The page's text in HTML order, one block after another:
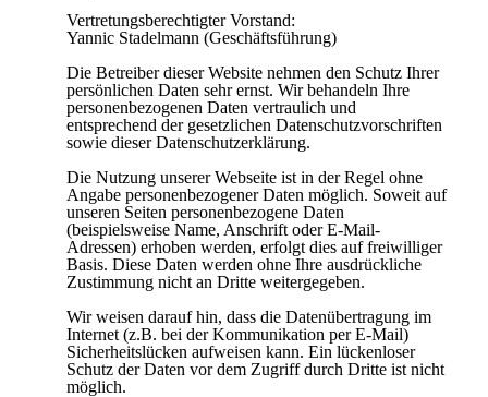
Vertretungsberechtigter Vorstand:
Yannic Stadelmann (Geschäftsführung)
Die Betreiber dieser Website nehmen den Schutz Ihrer
persönlichen Daten sehr ernst. Wir behandeln Ihre
personenbezogenen Daten vertraulich und
entsprechend der gesetzlichen Datenschutzvorschriften
sowie dieser Datenschutzerklärung.
Die Nutzung unserer Webseite ist in der Regel ohne
Angabe personenbezogener Daten möglich. Soweit auf
unseren Seiten personenbezogene Daten
(beispielsweise Name, Anschrift oder E-Mail-
Adressen) erhoben werden, erfolgt dies auf freiwilliger
Basis. Diese Daten werden ohne Ihre ausdrückliche
Zustimmung nicht an Dritte weitergegeben.
Wir weisen darauf hin, dass die Datenübertragung im
Internet (z.B. bei der Kommunikation per E-Mail)
Sicherheitslücken aufweisen kann. Ein lückenloser
Schutz der Daten vor dem Zugriff durch Dritte ist nicht
möglich.